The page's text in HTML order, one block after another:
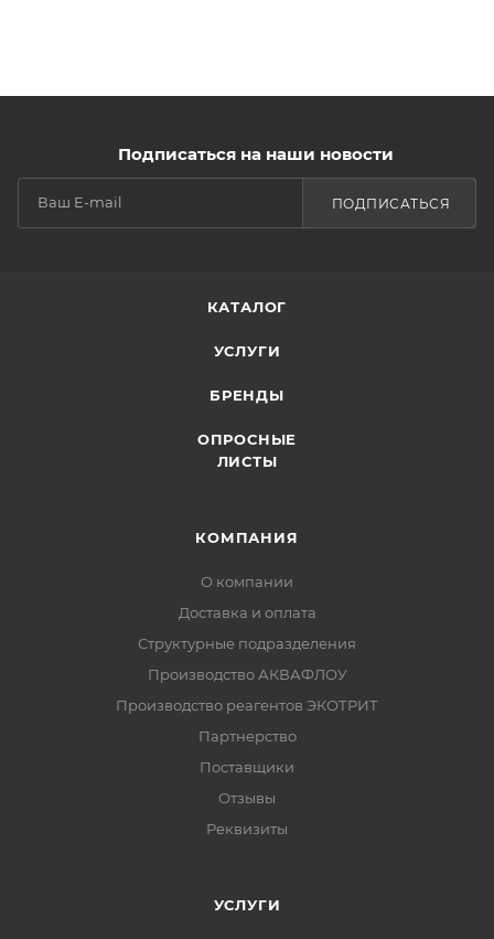
Подписаться на наши новости
ПОДПИСАТЬСЯ
КАТАЛОГ
УСЛУГИ
БРЕНДЫ
ОПРОСНЫЕ
ЛИСТЫ
КОМПАНИЯ
О компании
Доставка и оплата
Структурные подразделения
Производство АКВАФЛОУ
Производство реагентов ЭКОТРИТ
Партнерство
Поставщики
Отзывы
Реквизиты
УСЛУГИ